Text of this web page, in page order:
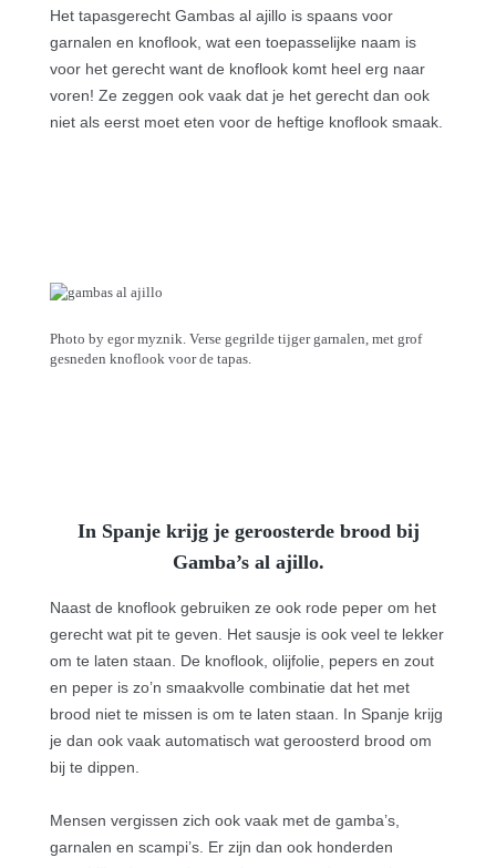
Het tapasgerecht Gambas al ajillo is spaans voor
garnalen en knoflook, wat een toepasselijke naam is
voor het gerecht want de knoflook komt heel erg naar
voren! Ze zeggen ook vaak dat je het gerecht dan ook
niet als eerst moet eten voor de heftige knoflook smaak.
Photo by egor myznik. Verse gegrilde tijger garnalen, met grof
gesneden knoflook voor de tapas.
In Spanje krijg je geroosterde brood bij
Gamba’s al ajillo.
Naast de knoflook gebruiken ze ook rode peper om het
gerecht wat pit te geven. Het sausje is ook veel te lekker
om te laten staan. De knoflook, olijfolie, pepers en zout
en peper is zo’n smaakvolle combinatie dat het met
brood niet te missen is om te laten staan. In Spanje krijg
je dan ook vaak automatisch wat geroosterd brood om
bij te dippen.
Mensen vergissen zich ook vaak met de gamba’s,
garnalen en scampi’s. Er zijn dan ook honderden